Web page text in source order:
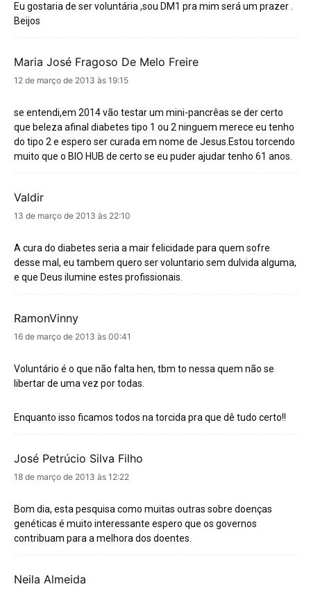
Eu gostaria de ser voluntária ,sou DM1 pra mim será um prazer .
Beijos
Maria José Fragoso De Melo Freire
disse:
12 de março de 2013 às 19:15
se entendi,em 2014 vão testar um mini-pancrêas se der certo
que beleza afinal diabetes tipo 1 ou 2 ninguem merece eu tenho
do tipo 2 e espero ser curada em nome de Jesus.Estou torcendo
muito que o BIO HUB de certo se eu puder ajudar tenho 61 anos.
Valdir
disse:
13 de março de 2013 às 22:10
A cura do diabetes seria a mair felicidade para quem sofre
desse mal, eu tambem quero ser voluntario sem dulvida alguma,
e que Deus ilumine estes profissionais.
RamonVinny
disse:
16 de março de 2013 às 00:41
Voluntário é o que não falta hen, tbm to nessa quem não se
libertar de uma vez por todas.
Enquanto isso ficamos todos na torcida pra que dê tudo certo!!
José Petrúcio Silva Filho
disse:
18 de março de 2013 às 12:22
Bom dia, esta pesquisa como muitas outras sobre doenças
genéticas é muito interessante espero que os governos
contribuam para a melhora dos doentes.
Neila Almeida